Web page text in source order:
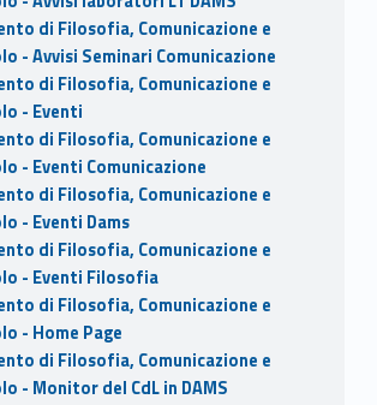
di Filosofia, Comunicazione e
- Avvisi Seminari Comunicazione
di Filosofia, Comunicazione e
- Eventi
di Filosofia, Comunicazione e
- Eventi Comunicazione
di Filosofia, Comunicazione e
- Eventi Dams
di Filosofia, Comunicazione e
- Eventi Filosofia
di Filosofia, Comunicazione e
- Home Page
di Filosofia, Comunicazione e
- Monitor del CdL in DAMS